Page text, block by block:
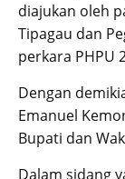
diajukan oleh
Tipagau dan
perkara PHPU
Dengan
Emanuel
Bupati dan
Dalam sidang